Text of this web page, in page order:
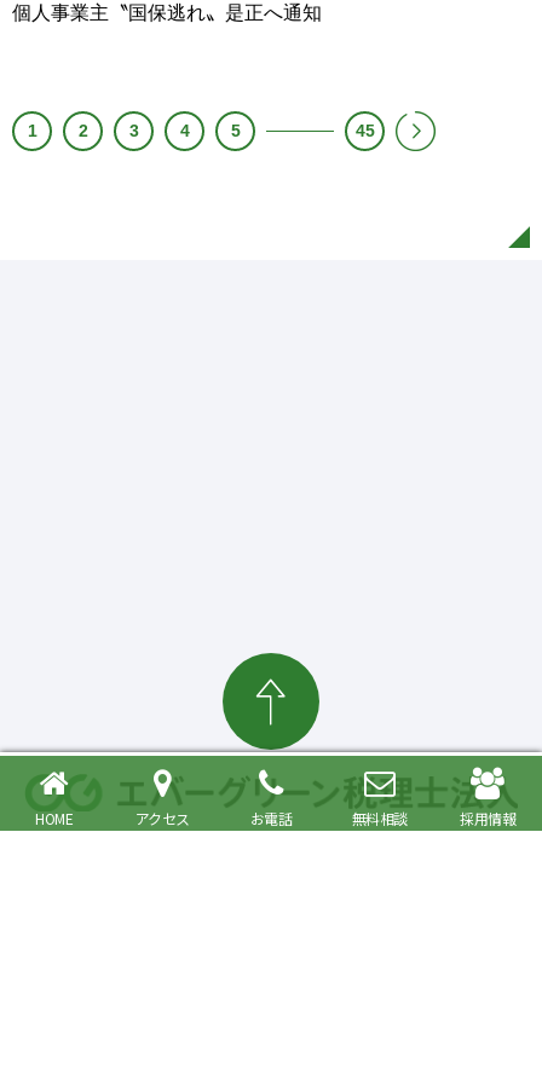
HOME アクセス お電話 無料相談 採用情報
個人事業主〝国保逃れ〟是正へ通知
1 2 3 4 5 45